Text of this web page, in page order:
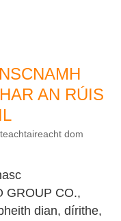
AN RÚIS
dom
GROUP CO.,
dian, dírithe,